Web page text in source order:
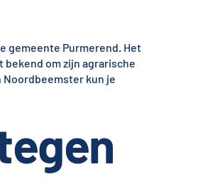
gemeente Purmerend. Het
bekend om zijn agrarische
kun je